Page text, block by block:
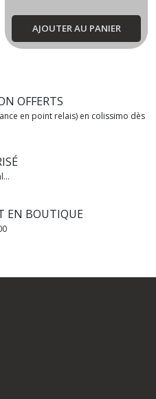
AJOUTER AU PANIER
OFFERTS
en point relais) en colissimo dès
EN BOUTIQUE